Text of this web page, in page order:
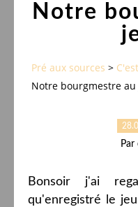
Notre
Pré aux sources >
Notre bourgmestre au
Bonsoir j'ai
qu'enregistré le